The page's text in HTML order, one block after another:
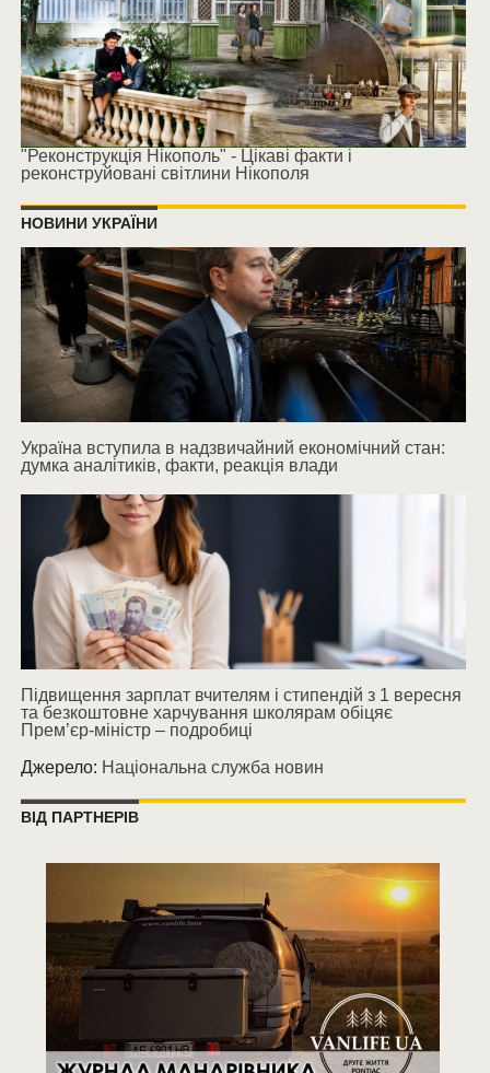
"Реконструкція Нікополь" - Цікаві факти і
реконструйовані світлини Нікополя
НОВИНИ УКРАЇНИ
Україна вступила в надзвичайний економічний стан:
думка аналітиків, факти, реакція влади
Підвищення зарплат вчителям і стипендій з 1 вересня
та безкоштовне харчування школярам обіцяє
Прем’єр-міністр – подробиці
Джерело: Національна служба новин
ВІД ПАРТНЕРІВ